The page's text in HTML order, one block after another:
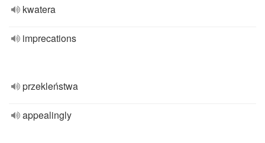
kwatera
imprecations
przekleństwa
appealingly